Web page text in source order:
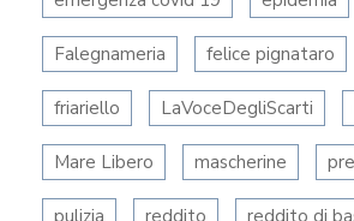
Falegnameria felice pignataro
friariello LaVoceDegliScarti
Mare Libero mascherine